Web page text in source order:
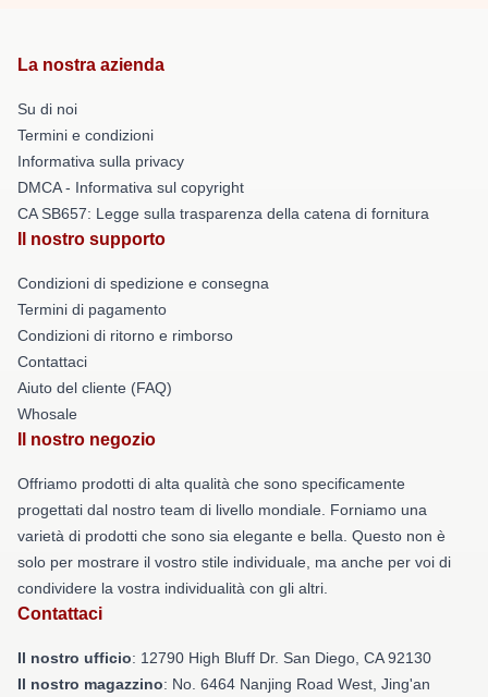
La nostra azienda
Su di noi
Termini e condizioni
Informativa sulla privacy
DMCA - Informativa sul copyright
CA SB657: Legge sulla trasparenza della catena di fornitura
Il nostro supporto
Condizioni di spedizione e consegna
Termini di pagamento
Condizioni di ritorno e rimborso
Contattaci
Aiuto del cliente (FAQ)
Whosale
Il nostro negozio
Offriamo prodotti di alta qualità che sono specificamente
progettati dal nostro team di livello mondiale. Forniamo una
varietà di prodotti che sono sia elegante e bella. Questo non è
solo per mostrare il vostro stile individuale, ma anche per voi di
condividere la vostra individualità con gli altri.
Contattaci
Il nostro ufficio: 12790 High Bluff Dr. San Diego, CA 92130
Il nostro magazzino: No. 6464 Nanjing Road West, Jing'an